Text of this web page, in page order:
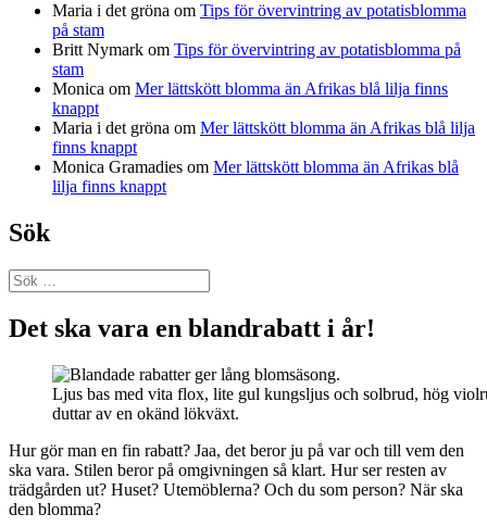
Maria i det gröna om Tips för övervintring av potatisblomma
på stam
Britt Nymark om Tips för övervintring av potatisblomma på
stam
Monica om Mer lättskött blomma än Afrikas blå lilja finns
knappt
Maria i det gröna om Mer lättskött blomma än Afrikas blå lilja
finns knappt
Monica Gramadies om Mer lättskött blomma än Afrikas blå
lilja finns knappt
Sök
Sök
efter:
Det ska vara en blandrabatt i år!
Ljus bas med vita flox, lite gul kungsljus och solbrud, hög
duttar av en okänd lökväxt.
Hur gör man en fin rabatt? Jaa, det beror ju på var och till vem den
ska vara. Stilen beror på omgivningen så klart. Hur ser resten av
trädgården ut? Huset? Utemöblerna? Och du som person? När ska
den blomma?